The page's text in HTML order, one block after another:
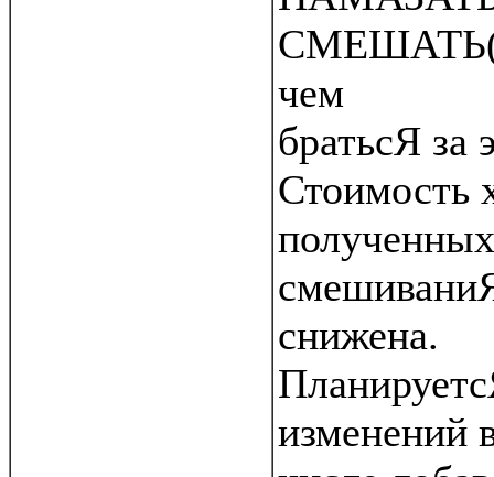
чем
братьсЯ за
Стоимость
снижена.
изменений